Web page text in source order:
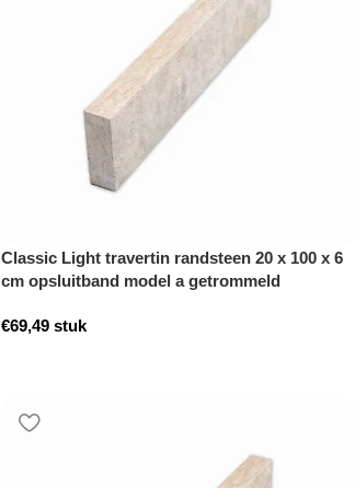
Classic Light travertin randsteen 20 x 100 x 6
cm opsluitband model a getrommeld
€69,49 stuk